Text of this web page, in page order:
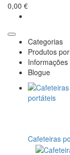
0,00 €
Categorias
Produtos
Informações
Blogue
Cafeteiras